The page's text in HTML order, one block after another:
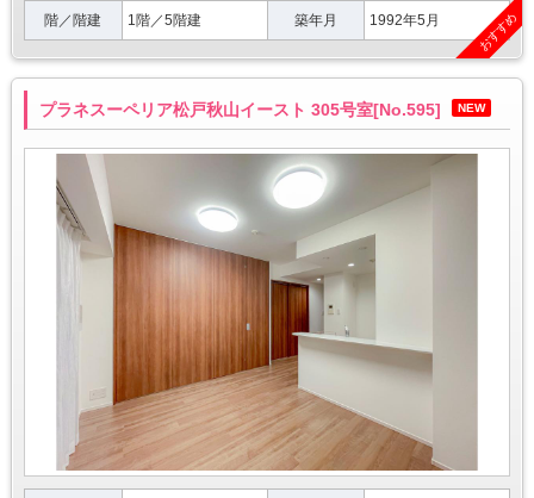
階／階建 1階／5階建 築年月 1992年5月 おすすめ
プラネスーペリア松戸秋山イースト 305号室[No.595] NEW